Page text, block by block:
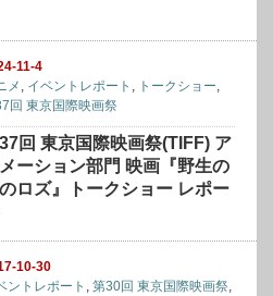
11-4
メ , イベントレポート , トークショー,
回 東京国際映画祭
回 東京国際映画祭(TIFF) ア
ーション部門 映画『野生の
ロズ』トークショー レポー
10-30
ントレポート ,第30回 東京国際映画祭,